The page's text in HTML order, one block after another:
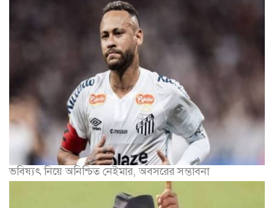
ভবিষ্যৎ নিয়ে অনিশ্চিত নেইমার, অবসরের সম্ভাবনা